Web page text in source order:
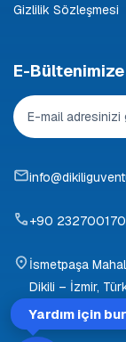
Gizlilik Sözleşmesi
E-
+90
İsmetpaşa
Dikili – İzmir,
Yardım için